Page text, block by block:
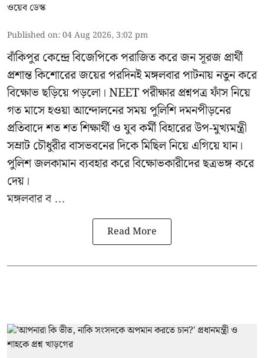
ওয়েব ডেস্ক
Published on:04 Aug 2026, 3:02 pm
বাঁকিপুর কেন্দ্রে বিজেপিকে পরাজিত করে জন সূরজ প্রার্থী
প্রশান্ত কিশোরের জয়ের পরদিনই মঙ্গলবার পাটনায় নতুন করে
বিক্ষোভ ছড়িয়ে পড়লো। NEET পরীক্ষার প্রশ্নপত্র ফাঁস নিয়ে
গত মাসে হওয়া আন্দোলনের সময় পুলিশি দমনপীড়নের
প্রতিবাদে শত শত শিক্ষার্থী ও যুব কর্মী বিহারের উপ-মুখ্যমন্ত্রী
সম্রাট চৌধুরীর বাসভবনের দিকে মিছিল নিয়ে এগিয়ে যান।
পুলিশ জলকামান ব্যবহার করে বিক্ষোভকারীদের ছত্রভঙ্গ করে
দেয়।
মঙ্গলবার ব ...
Read More